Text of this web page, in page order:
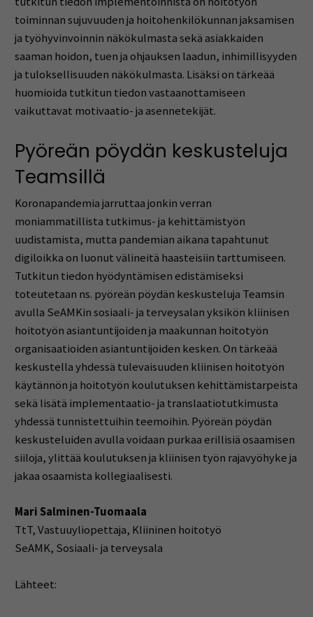
toiminnan sujuvuuden ja hoitohenkilökunnan jaksamisen
ja työhyvinvoinnin näkökulmasta sekä asiakkaiden
saaman hoidon, tuen ja ohjauksen laadun, inhimillisyyden
ja tuloksellisuuden näkökulmasta. Lisäksi on tärkeää
huomioida tutkitun tiedon vastaanottamiseen
vaikuttavat motivaatio- ja asennetekijät.
Pyöreän pöydän keskusteluja
Teamsillä
Koronapandemia jarruttaa jonkin verran
moniammatillista tutkimus- ja kehittämistyön
uudistamista, mutta pandemian aikana tapahtunut
digiloikka on luonut välineitä haasteisiin tarttumiseen.
Tutkitun tiedon hyödyntämisen edistämiseksi
toteutetaan ns. pyöreän pöydän keskusteluja Teamsin
avulla SeAMKin sosiaali- ja terveysalan yksikön kliinisen
hoitotyön asiantuntijoiden ja maakunnan hoitotyön
organisaatioiden asiantuntijoiden kesken. On tärkeää
keskustella yhdessä tulevaisuuden kliinisen hoitotyön
käytännön ja hoitotyön koulutuksen kehittämistarpeista
sekä lisätä implementaatio- ja translaatiotutkimusta
yhdessä tunnistettuihin teemoihin. Pyöreän pöydän
keskusteluiden avulla voidaan purkaa erillisiä osaamisen
siiloja, ylittää koulutuksen ja kliinisen työn rajavyöhyke ja
jakaa osaamista kollegiaalisesti.
Mari Salminen-Tuomaala
TtT, Vastuuyliopettaja, Kliininen hoitotyö
SeAMK, Sosiaali- ja terveysala
Lähteet: